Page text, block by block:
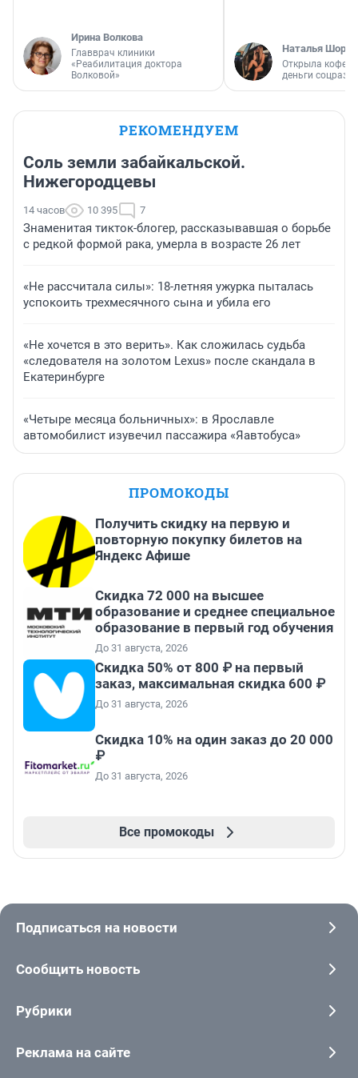
Ирина Волкова
Главврач клиники
«Реабилитация доктора
Волковой»
Наталья
Открыла
деньги
РЕКОМЕНДУЕМ
Соль земли забайкальской.
Нижегородцевы
14 часов 10 395 7
Знаменитая тикток-блогер, рассказывавшая о борьбе
с редкой формой рака, умерла в возрасте 26 лет
«Не рассчитала силы»: 18-летняя ужурка пыталась
успокоить трехмесячного сына и убила его
«Не хочется в это верить». Как сложилась судьба
«следователя на золотом Lexus» после скандала в
Екатеринбурге
«Четыре месяца больничных»: в Ярославле
автомобилист изувечил пассажира «Яавтобуса»
ПРОМОКОДЫ
Получить скидку на первую и
повторную покупку билетов на
Яндекс Афише
Скидка 72 000 на высшее
образование и среднее специальное
образование в первый год обучения
До 31 августа, 2026
Скидка 50% от 800 ₽ на первый
заказ, максимальная скидка 600 ₽
До 31 августа, 2026
Скидка 10% на один заказ до 20 000
₽
До 31 августа, 2026
Все промокоды
Подписаться на новости
Сообщить новость
Рубрики
Реклама на сайте